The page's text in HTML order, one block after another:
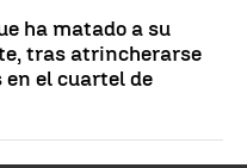
ha matado a su
tras atrincherarse
el cuartel de